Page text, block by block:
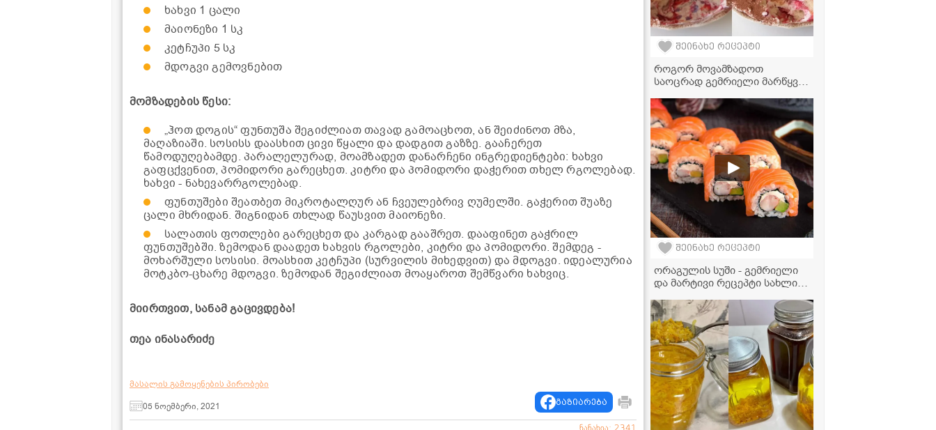
ხახვი 1 ცალი
მაიონეზი 1 სკ
კეტჩუპი 5 სკ
მდოგვი გემოვნებით
მომზადების წესი:
„ჰოთ დოგის“ ფუნთუშა შეგიძლიათ თავად გამოაცხოთ, ან შეიძინოთ მზა,
მაღაზიაში. სოსისს დაასხით ცივი წყალი და დადგით გაზზე. გააჩერეთ
წამოდუღებამდე. პარალელურად, მოამზადეთ დანარჩენი ინგრედიენტები: ხახვი
გაფცქვენით, პომიდორი გარეცხეთ. კიტრი და პომიდორი დაჭერით თხელ რგოლებად.
ხახვი - ნახევარრგოლებად.
ფუნთუშები შეათბეთ მიკროტალღურ ან ჩვეულებრივ ღუმელში. გაჭერით შუაზე
ცალი მხრიდან. შიგნიდან თხლად წაუსვით მაიონეზი.
სალათის ფოთლები გარეცხეთ და კარგად გააშრეთ. დააფინეთ გაჭრილ
ფუნთუშებში. ზემოდან დაადეთ ხახვის რგოლები, კიტრი და პომიდორი. შემდეგ -
მოხარშული სოსისი. მოასხით კეტჩუპი (სურვილის მიხედვით) და მდოგვი. იდეალურია
მოტკბო-ცხარე მდოგვი. ზემოდან შეგიძლიათ მოაყაროთ შემწვარი ხახვიც.
მიირთვით, სანამ გაცივდება!
თეა ინასარიძე
მასალის გამოყენების პირობები
05 ნოემბერი, 2021
გაზიარება
ნანახია: 2341
შეინახე რეცეპტი
როგორ მოვამზადოთ
საოცრად გემრიელი მარწყვის
მარტივი რეცეპტი
შეინახე რეცეპტი
ორაგულის სუში - გემრიელი
და მარტივი რეცეპტი სახლის